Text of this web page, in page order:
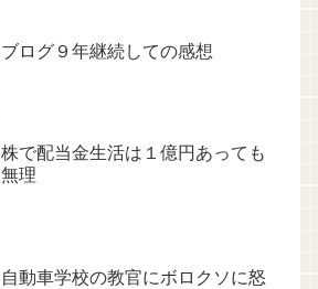
ブログ９年継続しての感想
株で配当金生活は１億円あっても
無理
自動車学校の教官にボロクソに怒